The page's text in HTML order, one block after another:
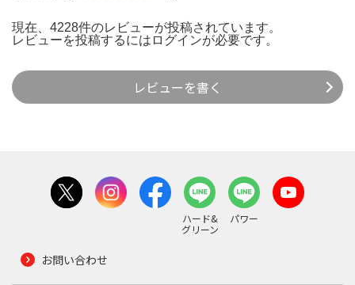
現在、4228件のレビューが投稿されています。
レビューを投稿するには ログインが必要です。
レビューを書く
ハード&
グリーン
パワー
お問い合わせ